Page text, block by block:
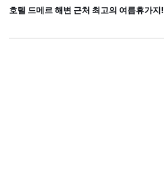
호텔 드메르 해변 근처 최고의 여름휴가지!